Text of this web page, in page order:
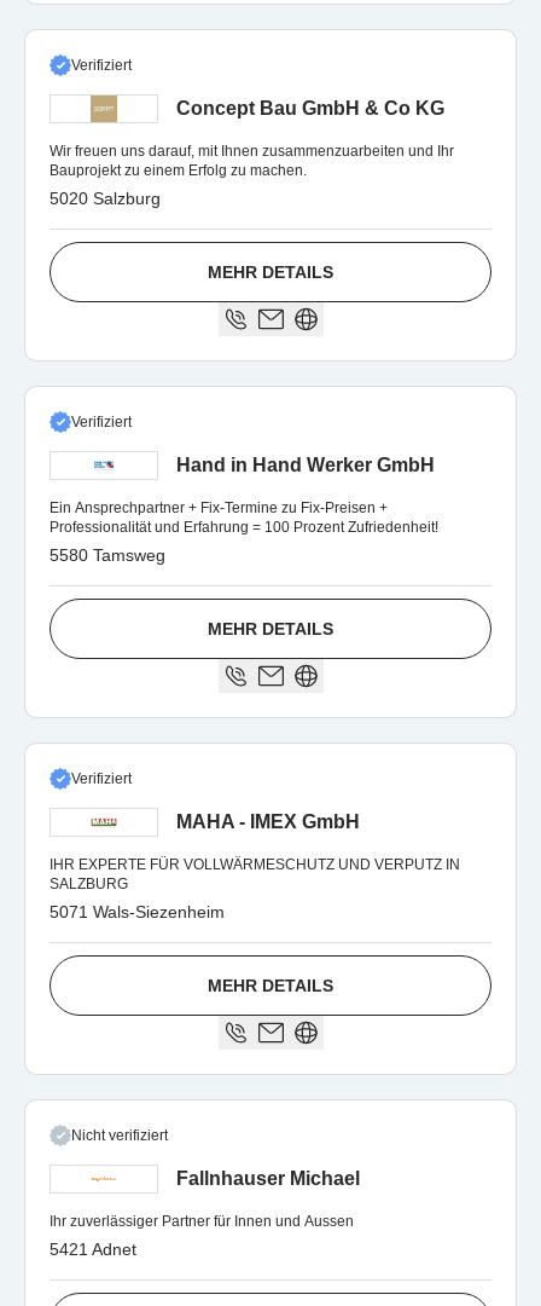
Verifiziert
Concept Bau GmbH & Co KG
Wir freuen uns darauf, mit Ihnen zusammenzuarbeiten und Ihr
Bauprojekt zu einem Erfolg zu machen.
5020 Salzburg
MEHR DETAILS
Verifiziert
Hand in Hand Werker GmbH
Ein Ansprechpartner + Fix-Termine zu Fix-Preisen +
Professionalität und Erfahrung = 100 Prozent Zufriedenheit!
5580 Tamsweg
MEHR DETAILS
Verifiziert
MAHA - IMEX GmbH
IHR EXPERTE FÜR VOLLWÄRMESCHUTZ UND VERPUTZ IN
SALZBURG
5071 Wals-Siezenheim
MEHR DETAILS
Nicht verifiziert
Fallnhauser Michael
Ihr zuverlässiger Partner für Innen und Aussen
5421 Adnet